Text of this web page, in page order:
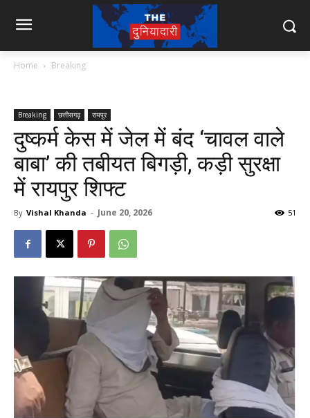
Home Breaking
Breaking छत्तीसगढ़ रायपुर
दुष्कर्म केस में जेल में बंद ‘चावल वाले
बाबा’ की तबीयत बिगड़ी, कड़ी सुरक्षा
में रायपुर शिफ्ट
By Vishal Khanda - June 20, 2026 51